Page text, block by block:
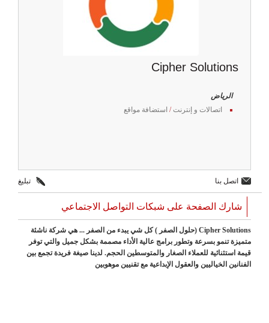
Cipher Solutions
الرياض
اتصالات و إنترنت/ استضافة مواقع
اتصل بنا تبليغ
شارك الصفحة على شبكات التواصل الاجتماعي
Cipher Solutions (حلول الصفر ) كل شي يبدء من الصفر ... هي شركة ناشئة
متميزة تنمو بسرعة وتطور برامج عالية الأداء مصممة بشكل جميل والتي توفر
قيمة استثنائية للعملاء الصغار والمتوسطين الحجم. لدينا صيغة فريدة تجمع بين
الفنانين الخياليين والعقول الإبداعية مع تقنيين موهوبين